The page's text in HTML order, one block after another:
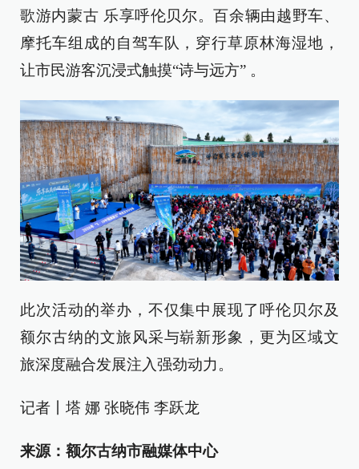
歌游内蒙古 乐享呼伦贝尔。百余辆由越野车、
摩托车组成的自驾车队，穿行草原林海湿地，
让市民游客沉浸式触摸“诗与远方” 。
此次活动的举办，不仅集中展现了呼伦贝尔及
额尔古纳的文旅风采与崭新形象，更为区域文
旅深度融合发展注入强劲动力。
记者丨塔 娜 张晓伟 李跃龙
来源：额尔古纳市融媒体中心